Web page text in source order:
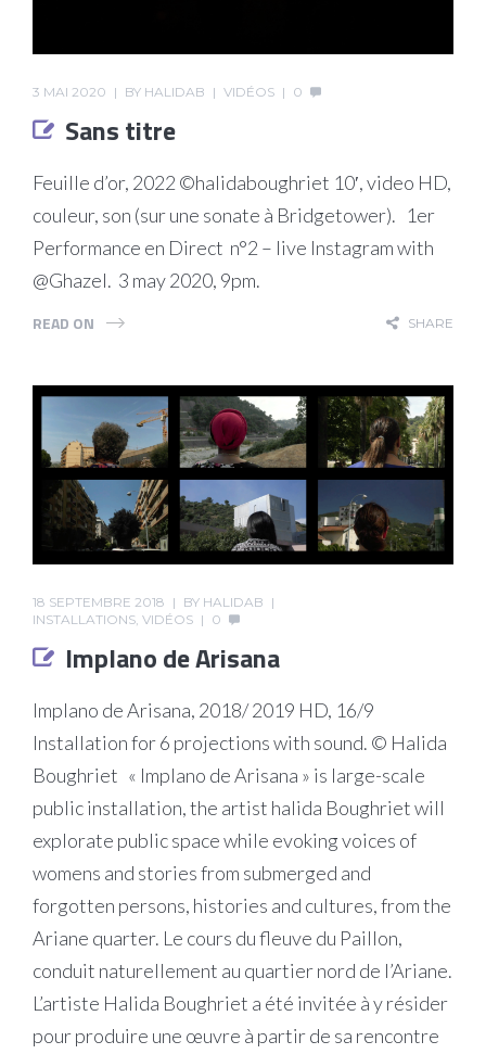
3 MAI 2020 BY HALIDAB VIDÉOS 0
Sans titre
Feuille d’or, 2022 ©halidaboughriet 10′, video HD,
couleur, son (sur une sonate à Bridgetower). 1er
Performance en Direct n°2 – live Instagram with
@Ghazel. 3 may 2020, 9pm.
READ ON SHARE
18 SEPTEMBRE 2018 BY HALIDAB
INSTALLATIONS VIDÉOS 0
Implano de Arisana
Implano de Arisana, 2018/ 2019 HD, 16/9
Installation for 6 projections with sound. © Halida
Boughriet « Implano de Arisana » is large-scale
public installation, the artist halida Boughriet will
explorate public space while evoking voices of
womens and stories from submerged and
forgotten persons, histories and cultures, from the
Ariane quarter. Le cours du fleuve du Paillon,
conduit naturellement au quartier nord de l’Ariane.
L’artiste Halida Boughriet a été invitée à y résider
pour produire une œuvre à partir de sa rencontre